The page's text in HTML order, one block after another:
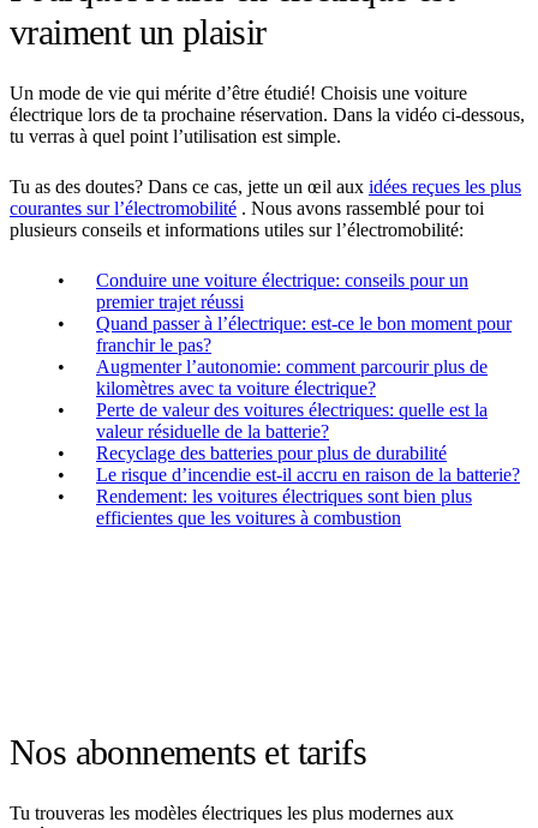
vraiment un plaisir
Un mode de vie qui mérite d’être étudié! Choisis une voiture
électrique lors de ta prochaine réservation. Dans la vidéo ci-dessous,
tu verras à quel point l’utilisation est simple.
Tu as des doutes? Dans ce cas, jette un œil aux idées reçues les plus
courantes sur l’électromobilité . Nous avons rassemblé pour toi
plusieurs conseils et informations utiles sur l’électromobilité:
Conduire une voiture électrique: conseils pour un
premier trajet réussi
Quand passer à l’électrique: est-ce le bon moment pour
franchir le pas?
Augmenter l’autonomie: comment parcourir plus de
kilomètres avec ta voiture électrique?
Perte de valeur des voitures électriques: quelle est la
valeur résiduelle de la batterie?
Recyclage des batteries pour plus de durabilité
Le risque d’incendie est-il accru en raison de la batterie?
Rendement: les voitures électriques sont bien plus
efficientes que les voitures à combustion
Nos abonnements et tarifs
Tu trouveras les modèles électriques les plus modernes aux